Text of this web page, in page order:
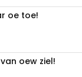
oe toe!
oew ziel!